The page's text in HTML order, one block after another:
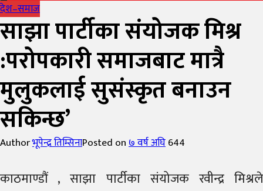
देश–समाज
साझा पार्टीका संयोजक मिश्र
:परोपकारी समाजबाट मात्रै
मुलुकलाई सुसंस्कृत बनाउन
सकिन्छ’
Authorभूपेन्द्र तिम्सिनाPosted on७ वर्ष अघि644
काठमाण्डौं , साझा पार्टीका संयोजक रवीन्द्र मिश्रले